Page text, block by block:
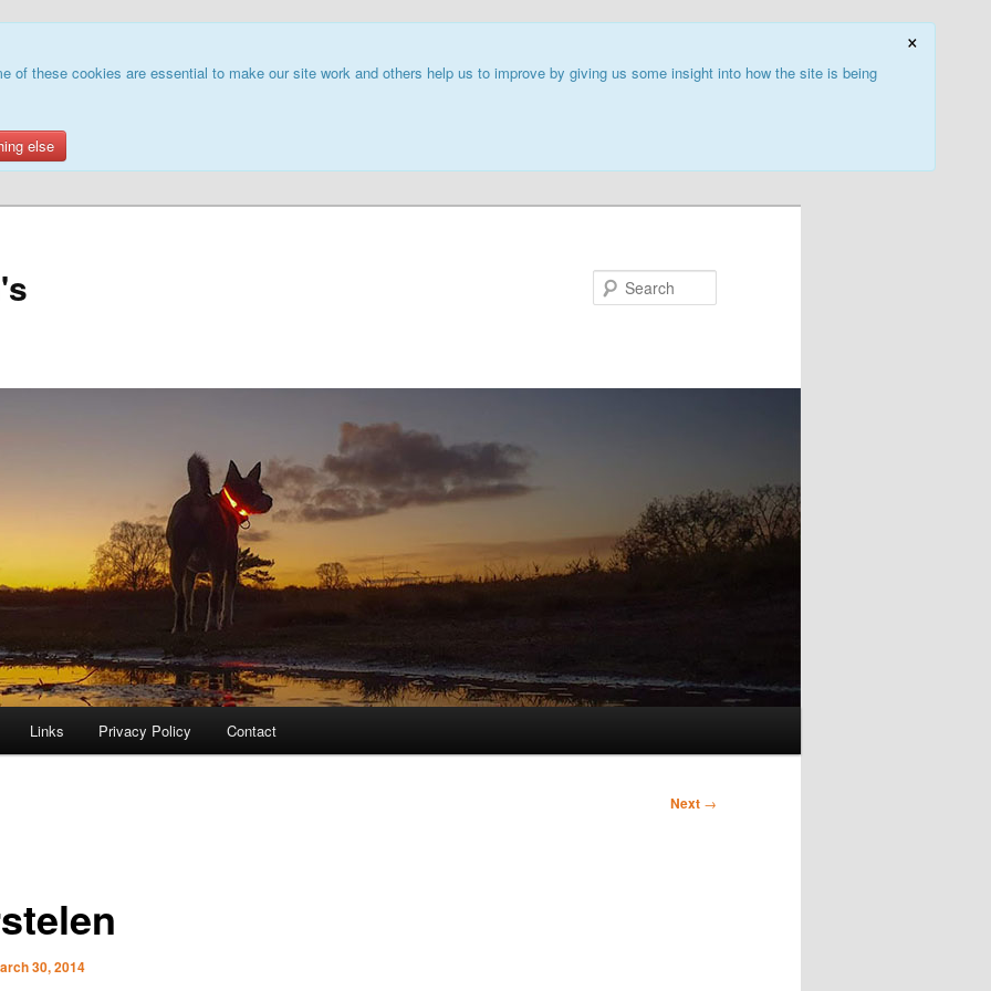
×
of these cookies are essential to make our site work and others help us to improve by giving us some insight into how the site is being
else
Links Privacy Policy Contact
Next →
30, 2014